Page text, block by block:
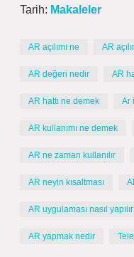
Tarih: Makaleler
AR açılımı ne AR
AR değeri nedir AR
AR hattı ne demek Ar
AR kullanımı ne demek
AR ne zaman kullanılır
AR neyin kısaltması
AR uygulaması nasıl yapılır
AR yapmak nedir